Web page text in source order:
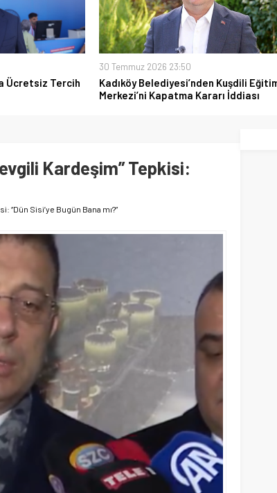
Ücretsiz Tercih
30 Temmuz 2026 23:50
Kadıköy Belediyesi’nden Kuşdili
Merkezi’ni Kapatma Kararı İddiası
Kardeşim” Tepkisi:
“Dün Sisi’ye Bugün Bana mı?”